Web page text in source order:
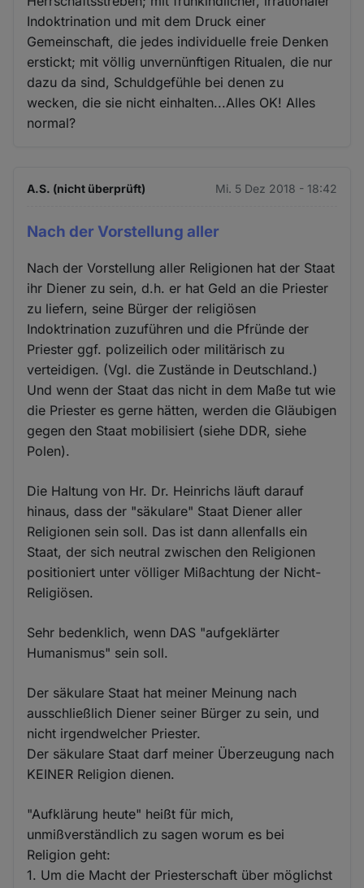
Indoktrination und mit dem Druck einer
Gemeinschaft, die jedes individuelle freie Denken
erstickt; mit völlig unvernünftigen Ritualen, die nur
dazu da sind, Schuldgefühle bei denen zu
wecken, die sie nicht einhalten...Alles OK! Alles
normal?
A.S. (nicht überprüft) Mi. 5 Dez 2018 - 18:42
Nach der Vorstellung aller
Nach der Vorstellung aller Religionen hat der Staat
ihr Diener zu sein, d.h. er hat Geld an die Priester
zu liefern, seine Bürger der religiösen
Indoktrination zuzuführen und die Pfründe der
Priester ggf. polizeilich oder militärisch zu
verteidigen. (Vgl. die Zustände in Deutschland.)
Und wenn der Staat das nicht in dem Maße tut wie
die Priester es gerne hätten, werden die Gläubigen
gegen den Staat mobilisiert (siehe DDR, siehe
Polen).
Die Haltung von Hr. Dr. Heinrichs läuft darauf
hinaus, dass der "säkulare" Staat Diener aller
Religionen sein soll. Das ist dann allenfalls ein
Staat, der sich neutral zwischen den Religionen
positioniert unter völliger Mißachtung der Nicht-
Religiösen.
Sehr bedenklich, wenn DAS "aufgeklärter
Humanismus" sein soll.
Der säkulare Staat hat meiner Meinung nach
ausschließlich Diener seiner Bürger zu sein, und
nicht irgendwelcher Priester.
Der säkulare Staat darf meiner Überzeugung nach
KEINER Religion dienen.
"Aufklärung heute" heißt für mich,
unmißverständlich zu sagen worum es bei
Religion geht:
1. Um die Macht der Priesterschaft über möglichst